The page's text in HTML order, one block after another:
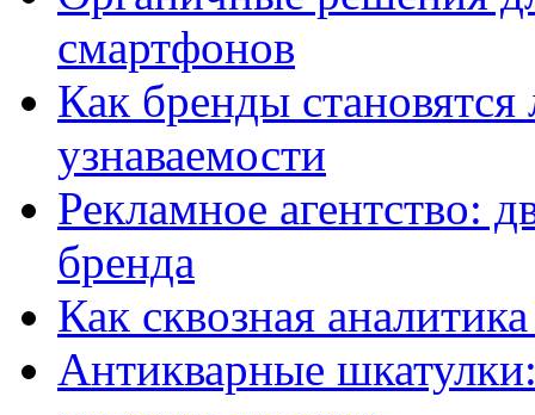
смартфонов
Как бренды
узнаваемости
Рекламное агентство:
бренда
Как сквозная
Антикварные